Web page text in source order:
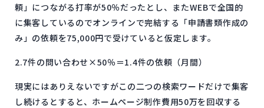
頼」につながる打率が50％だったとし、またWEBで全国的
に集客しているのでオンラインで完結する「申請書類作成の
み」の依頼を75,000円で受けていると仮定します。
2.7件の問い合わせ×50％＝1.4件の依頼（月間）
現実にはありえないですがこの二つの検索ワードだけで集客
し続けるとすると、ホームページ制作費用50万を回収する